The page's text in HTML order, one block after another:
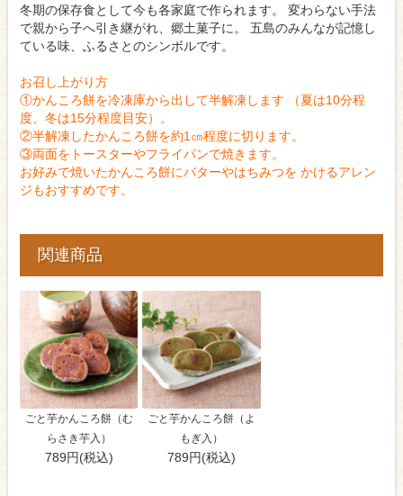
冬期の保存食として今も各家庭で作られます。 変わらない手法
で親から子へ引き継がれ、郷土菓子に。 五島のみんなが記憶し
ている味、ふるさとのシンボルです。
お召し上がり方
①かんころ餅を冷凍庫から出して半解凍します （夏は10分程
度、冬は15分程度目安）。
②半解凍したかんころ餅を約1㎝程度に切ります。
③両面をトースターやフライパンで焼きます。
お好みで焼いたかんころ餅にバターやはちみつを かけるアレン
ジもおすすめです。
関連商品
ごと芋かんころ餅（む
らさき芋入）
789円(税込)
ごと芋かんころ餅（よ
もぎ入）
789円(税込)